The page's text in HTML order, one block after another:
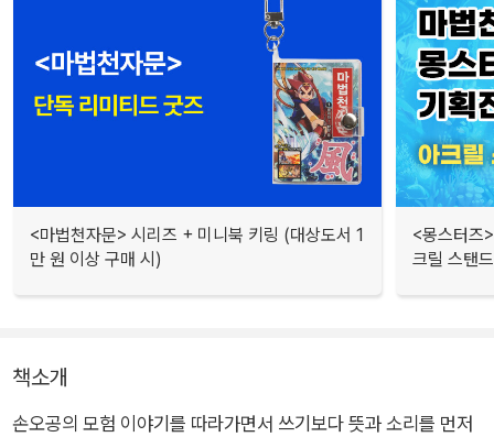
<마법천자문> 시리즈 + 미니북 키링 (대상도서 1
만 원 이상 구매 시)
<몽스터즈
크릴 스탠드
책소개
손오공의 모험 이야기를 따라가면서 쓰기보다 뜻과 소리를 먼저